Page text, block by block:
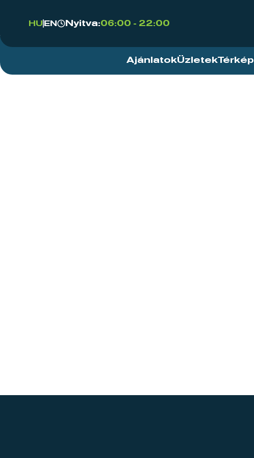
HU EN Nyitva:06:00 - 22:00
AjánlatokÜzletekTérkép